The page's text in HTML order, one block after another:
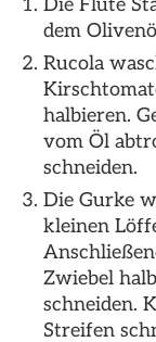
dem
Rucola
halbieren.
vom Öl
schneiden.
Die Gurke
kleinen
Zwiebel
schneiden.
Streifen